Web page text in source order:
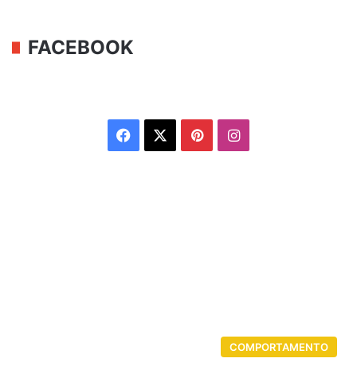
FACEBOOK
Facebook PinterestInstagram
COMPORTAMENTO